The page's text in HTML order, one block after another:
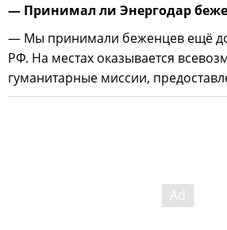
— Принимал ли Энергодар
— Мы принимали беженцев ещё
РФ. На местах оказывается
гуманитарные миссии,